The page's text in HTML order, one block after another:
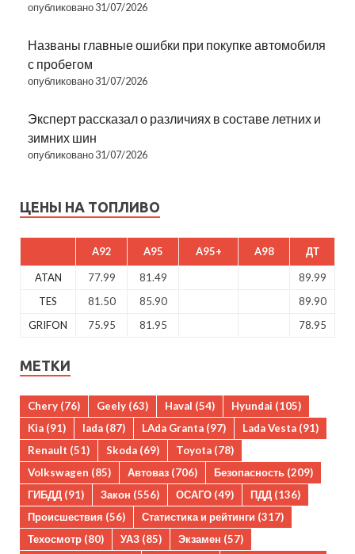
опубликовано 31/07/2026
Названы главные ошибки при покупке автомобиля
с пробегом
опубликовано 31/07/2026
Эксперт рассказал о различиях в составе летних и
зимних шин
опубликовано 31/07/2026
ЦЕНЫ НА ТОПЛИВО
A92 A95 A95+ A98 ДТ
ATAN 77.99 81.49
89.99
TES
81.50 85.90
89.90
GRIFON
75.95 81.95 78.95
МЕТКИ
Chery (76) Geely (63) Haval (54) Hyundai (105)
Kia (91) lada (87) LAda Granta (97) Lada Vesta (91)
Renault (51) Skoda (69) Toyota (78)
Volkswagen (85) Автоваз (706) Безопасность (209)
ГИБДД (91) Закон (556) ОСАГО (49) ПДД (136)
Происшествия (56) Статистика и рейтинги (317)
Техосмотр (80) УАЗ (85) Экзамен (57)